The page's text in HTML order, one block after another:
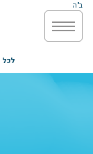
ב"ה
לכל